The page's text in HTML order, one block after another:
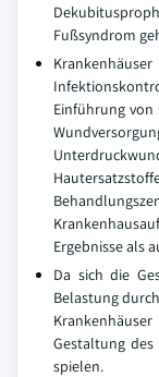
Fußsyndrom
Einführung
Ergebnisse als
Da sich die
Belastung
Gestaltung
spielen.